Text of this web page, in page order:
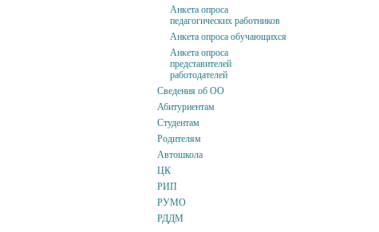
Анкета опроса
педагогических работников
Анкета опроса обучающихся
Анкета опроса
представителей
работодателей
Сведения об ОО
Абитуриентам
Студентам
Родителям
Автошкола
ЦК
РИП
РУМО
РДДМ